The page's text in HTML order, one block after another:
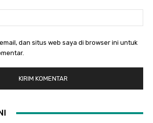
dan situs web saya di browser ini untuk